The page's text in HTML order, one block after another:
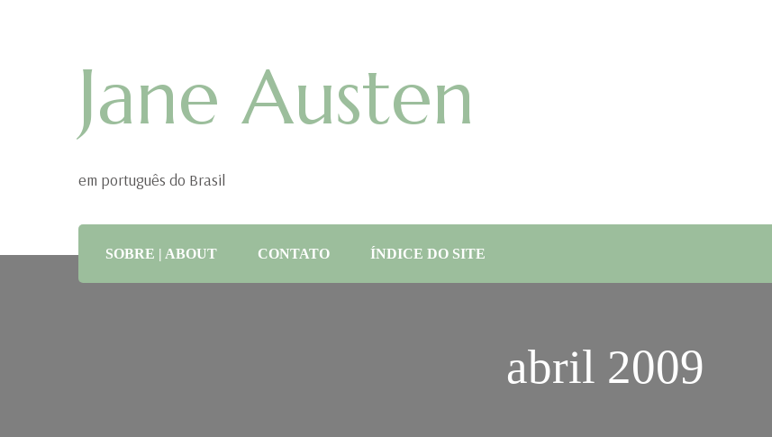
Jane Austen
em português do Brasil
SOBRE | ABOUT CONTATO ÍNDICE DO SITE
abril 2009